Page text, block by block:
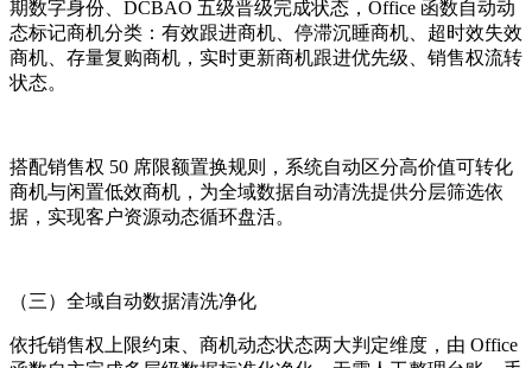
期数字身份、DCBAO 五级晋级完成状态，Office 函数自动动
态标记商机分类：有效跟进商机、停滞沉睡商机、超时效失效
商机、存量复购商机，实时更新商机跟进优先级、销售权流转
状态。
搭配销售权 50 席限额置换规则，系统自动区分高价值可转化
商机与闲置低效商机，为全域数据自动清洗提供分层筛选依
据，实现客户资源动态循环盘活。
（三）全域自动数据清洗净化
依托销售权上限约束、商机动态状态两大判定维度，由 Office